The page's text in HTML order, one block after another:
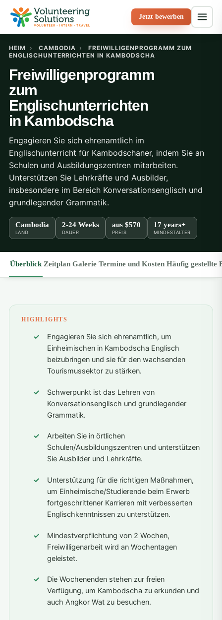
Jetzt bewerben
HEIM › CAMBODIA ›
FREIWILLIGENPROGRAMM ZUM
ENGLISCHUNTERRICHTEN IN KAMBODSCHA
Freiwilligenprogramm
zum
Englischunterrichten
in Kambodscha
Engagieren Sie sich ehrenamtlich im
Englischunterricht für Kambodschaner, indem Sie an
Schulen und Ausbildungszentren mitarbeiten.
Unterstützen Sie Lehrkräfte und Ausbilder,
insbesondere im Bereich Konversationsenglisch und
grundlegender Grammatik.
Cambodia
LAND
2-24 Weeks
DAUER
aus $570
PREIS
17 years+
MINDESTALTER
Überblick Zeitplan Galerie Termine und Kosten Häufig gestellte
HIGHLIGHTS
Engagieren Sie sich ehrenamtlich, um
Einheimischen in Kambodscha Englisch
beizubringen und sie für den wachsenden
Tourismussektor zu stärken.
Schwerpunkt ist das Lehren von
Konversationsenglisch und grundlegender
Grammatik.
Arbeiten Sie in örtlichen
Schulen/Ausbildungszentren und unterstützen
Sie Ausbilder und Lehrkräfte.
Unterstützung für die richtigen Maßnahmen,
um Einheimische/Studierende beim Erwerb
fortgeschrittener Karrieren mit verbesserten
Englischkenntnissen zu unterstützen.
Mindestverpflichtung von 2 Wochen,
Freiwilligenarbeit wird an Wochentagen
geleistet.
Die Wochenenden stehen zur freien
Verfügung, um Kambodscha zu erkunden und
auch Angkor Wat zu besuchen.